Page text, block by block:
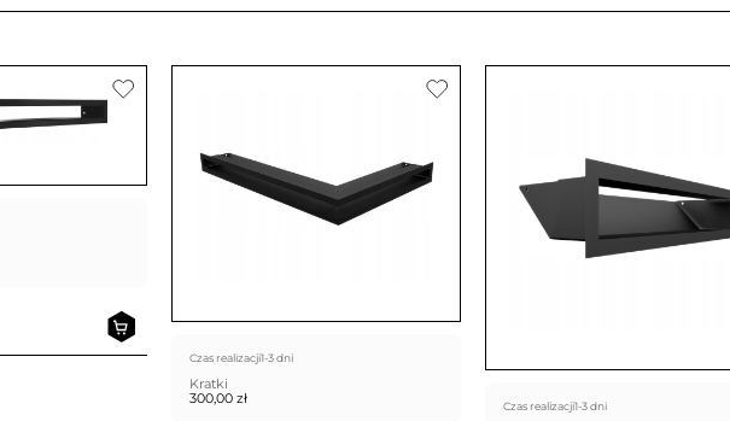
Czas realizacji1-3 dni
Kratki
300,00 zł Czas realizacji1-3 dni